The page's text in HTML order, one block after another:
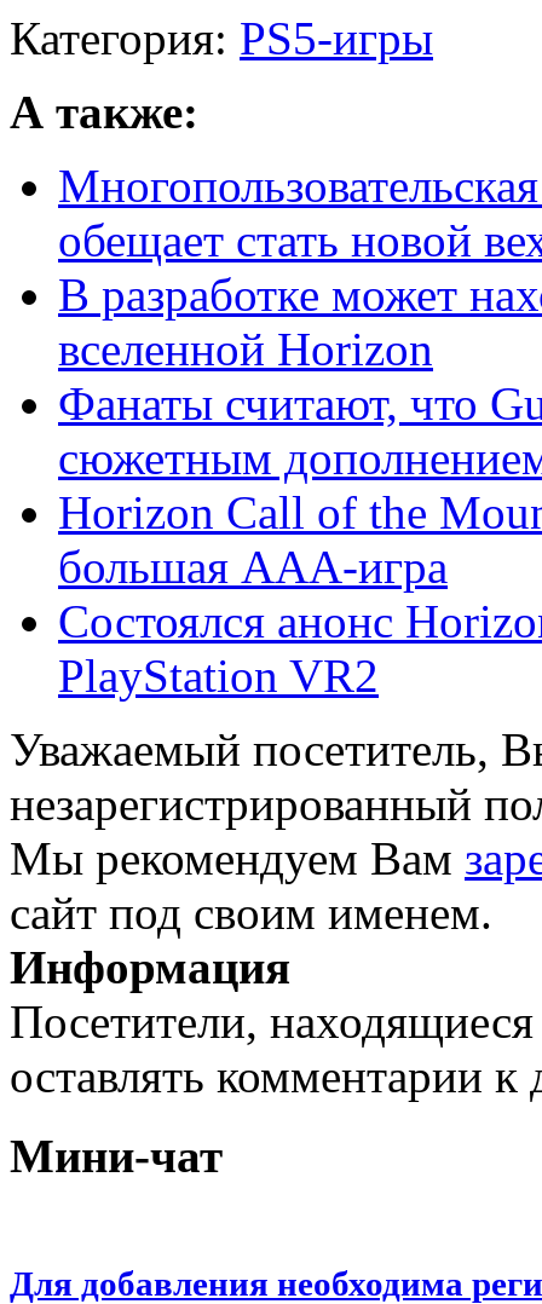
Категория: PS5-игры
А также:
обещает стать новой
В разработке может
вселенной Horizon
Фанаты считают, что
сюжетным
Horizon Call of the
большая AAA-игра
Состоялся анонс
PlayStation VR2
Уважаемый посетитель,
незарегистрированный
Мы рекомендуем Вам
сайт под своим именем.
Информация
Посетители,
оставлять комментарии
Мини-чат
Для добавления необходима